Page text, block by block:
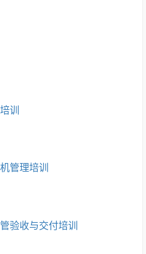
训
管理培训
验收与交付培训